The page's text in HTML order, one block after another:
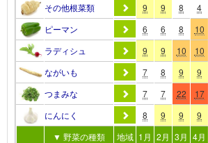
その他根菜類
9 9 8 4
ピーマン
6 6 8 10
ラディシュ
9 9 10 10
ながいも
7 8 9 9
つまみな
7 7 22 17
にんにく
8 9 9 9
▼ 野菜の種類
地域 1月 2月 3月 4月